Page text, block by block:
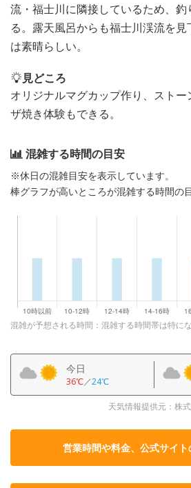
流・福士川に隣接しているため、
る。露天風呂からも福士川渓流を
は素晴らしい。
見どころ
オリジナルマグカップ作り、スト
ザ焼き体験もできる。
混雑する時間の目安
※休日の混雑目安を表示しています。
棒グラフが高いところが混雑する時間の
混雑が予想される時間：混雑する時間帯は特に
今日
36℃／24℃
天気情報提供元：株
営業時間や料金、公式サイト